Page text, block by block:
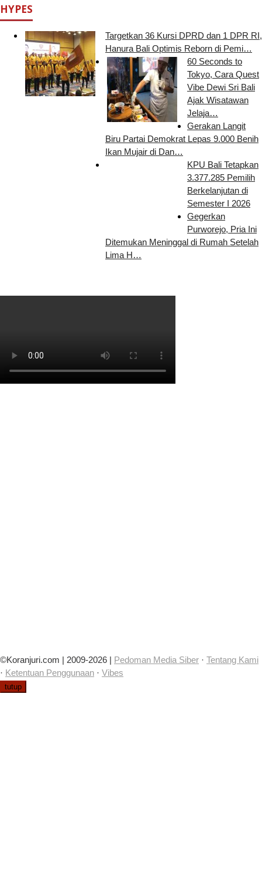
HYPES
Targetkan 36 Kursi DPRD dan 1 DPR RI,
Hanura Bali Optimis Reborn di Pemi…
60 Seconds to
Tokyo, Cara Quest
Vibe Dewi Sri Bali
Ajak Wisatawan
Jelaja…
Gerakan Langit
Biru Partai Demokrat Lepas 9.000 Benih
Ikan Mujair di Dan…
KPU Bali Tetapkan
3.377.285 Pemilih
Berkelanjutan di
Semester I 2026
Gegerkan
Purworejo, Pria Ini
Ditemukan Meninggal di Rumah Setelah
Lima H…
©Koranjuri.com | 2009-2026 | Pedoman Media Siber · Tentang Kami
· Ketentuan Penggunaan · Vibes
tutup